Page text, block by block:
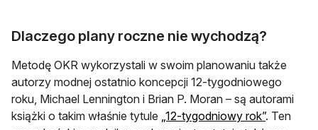
Dlaczego plany roczne nie wychodzą?
Metodę OKR wykorzystali w swoim planowaniu także
autorzy modnej ostatnio koncepcji 12-tygodniowego
roku, Michael Lennington i Brian P. Moran – są autorami
książki o takim właśnie tytule „12-tygodniowy rok”otwiera
. Ten